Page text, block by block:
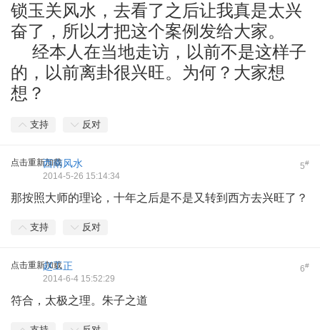
锁玉关风水，去看了之后让我真是太兴
奋了，所以才把这个案例发给大家。
经本人在当地走访，以前不是这样子
的，以前离卦很兴旺。为何？大家想
想？
支持 反对
点击重新加载 5#
西南风水
2014-5-26 15:14:34
那按照大师的理论，十年之后是不是又转到西方去兴旺了？
支持 反对
点击重新加载 6#
赵工正
2014-6-4 15:52:29
符合，太极之理。朱子之道